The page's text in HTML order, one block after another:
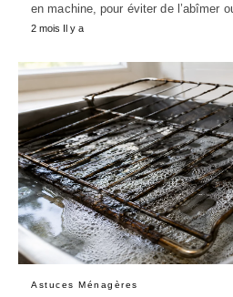
en machine, pour éviter de l’abîmer
2 mois Il y a
Astuces Ménagères